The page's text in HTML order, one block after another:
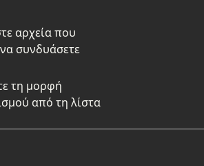
αρχεία που
συνδυάσετε
τη μορφή
από τη λίστα